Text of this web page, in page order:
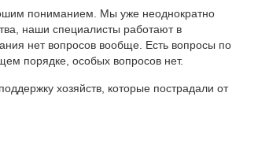
пониманием. Мы уже неоднократно
наши специалисты работают в
нет вопросов вообще. Есть вопросы по
порядке, особых вопросов нет.
хозяйств, которые пострадали от